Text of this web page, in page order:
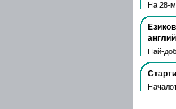
На 28-
Най-